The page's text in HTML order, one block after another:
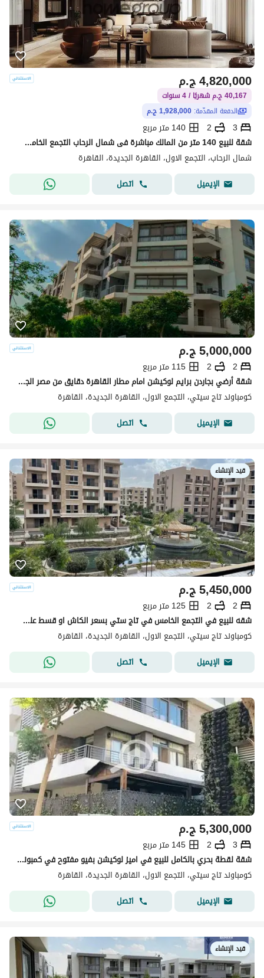
ج.م4,820,000
40,167 ج.م شهريًا / 4 سنوات
الدفعة المقدّمة: 1,928,000 ج.م
3
2
140 متر مربع
شقة للبيع 140 متر من المالك مباشرة فى شمال الرحاب التجمع الخامس استلام فورى
شمال الرحاب، التجمع الاول، القاهرة الجديدة، القاهرة
الإيميل
اتصل
ج.م5,000,000
2
2
115 متر مربع
شقة أرضي بجاردن برايم لوكيشن امام مطار القاهرة دقايق من مصر الجديدة بفيو لاندسكيب بحري بالكامل
كومباوند تاج سيتي، التجمع الاول، القاهرة الجديدة، القاهرة
الإيميل
اتصل
قيد الإنشاء
ج.م5,450,000
2
2
125 متر مربع
شقه للبيع في التجمع الخامس في تاج ستي بسعر الكاش او قسط علي 12 سنه دفع بدون مقدم 0% مع شركه مدينه مصر | القاهره الجديدة | taj cit
كومباوند تاج سيتي، التجمع الاول، القاهرة الجديدة، القاهرة
الإيميل
اتصل
ج.م5,300,000
3
2
145 متر مربع
شقة لقطة بحري بالكامل للبيع في اميز لوكيشن بفيو مفتوح في كمبوند تاج سيتي
كومباوند تاج سيتي، التجمع الاول، القاهرة الجديدة، القاهرة
الإيميل
اتصل
قيد الإنشاء